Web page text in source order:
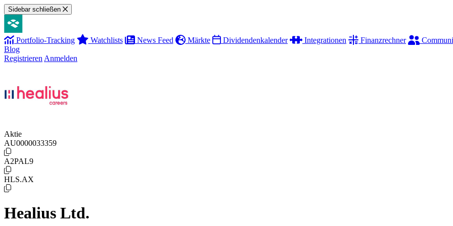
Sidebar schließen
Portfolio-Tracking Watchlists News Feed Märkte Dividendenkalender Integrationen Finanzrechner
Blog
Registrieren Anmelden
Aktie
AU0000033359
A2PAL9
HLS.AX
Healius Ltd.